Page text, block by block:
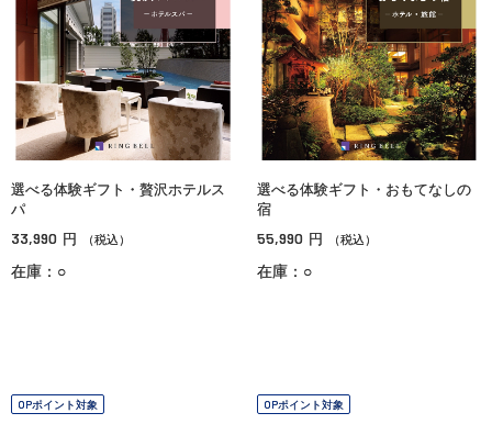
選べる体験ギフト・贅沢ホテルス
パ
33,990 円 （税込）
在庫：○
選べる体験ギフト・おもてなしの
宿
55,990 円 （税込）
在庫：○
OPポイント対象 OPポイント対象